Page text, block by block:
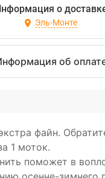
о
Эль-Монте
об
файн.
1 моток.
поможет в